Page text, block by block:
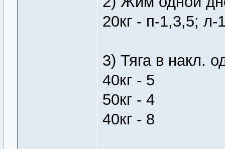
20кг - п-1,3,5; л-
3) Тяга в накл.
40кг - 5
50кг - 4
40кг - 8